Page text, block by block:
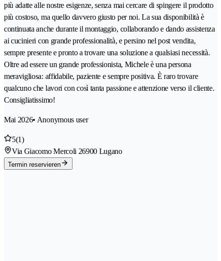
più adatte alle nostre esigenze, senza mai cercare di spingere il prodotto
più costoso, ma quello davvero giusto per noi. La sua disponibilità è
continuata anche durante il montaggio, collaborando e dando assistenza
ai cucinieri con grande professionalità, e persino nel post vendita,
sempre presente e pronto a trovare una soluzione a qualsiasi necessità.
Oltre ad essere un grande professionista, Michele è una persona
meravigliosa: affidabile, paziente e sempre positiva. È raro trovare
qualcuno che lavori con così tanta passione e attenzione verso il cliente.
Consigliatissimo!
Mai 2026• Anonymous user
5(1)
Via Giacomo Mercoli 26900 Lugano
Termin reservieren